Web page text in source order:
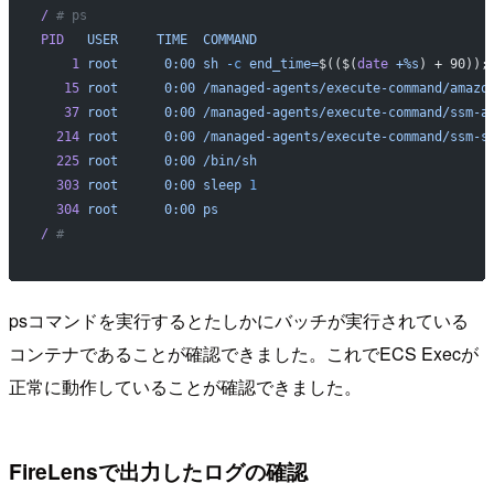
/ # ps
PID
   USER
     TIME
  COMMAND
    1
root
      0:00
sh -c end_time=$(($(date +%s ) +
   15
root
      0:00
/managed-agents/execute-command/
   37
root
      0:00
/managed-agents/execute-command/ssm-
  214
root
      0:00
/managed-agents/execute-command/ssm-
  225
root
      0:00
/bin/sh
  303
root
      0:00
sleep 1
  304
root
      0:00
ps
/ #
psコマンドを実行するとたしかにバッチが実行されている
コンテナであることが確認できました。これでECS Execが
正常に動作していることが確認できました。
FireLensで出力したログの確認